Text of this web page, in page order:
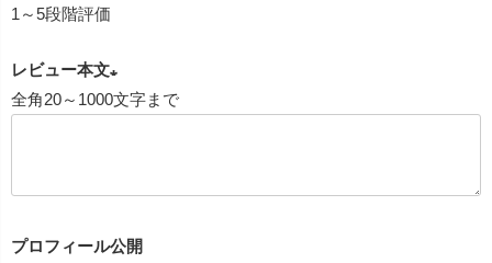
必
)
1～5段階評価
レビュー本文
(
)
全角20～1000文字まで
プロフィール公開